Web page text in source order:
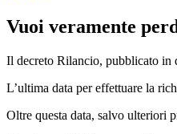
Vuoi veramente
Il decreto Rilancio, pubblicato in
L’ultima data per effettuare la
Oltre questa data, salvo ulteriori